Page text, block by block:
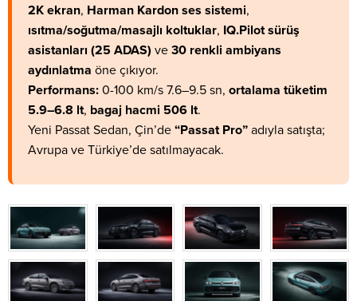
2K ekran, Harman Kardon ses sistemi,
ısıtma/soğutma/masajlı koltuklar, IQ.Pilot sürüş
asistanları (25 ADAS) ve 30 renkli ambiyans
aydınlatma öne çıkıyor.
Performans: 0-100 km/s 7.6–9.5 sn, ortalama tüketim
5.9–6.8 lt, bagaj hacmi 506 lt.
Yeni Passat Sedan, Çin’de “Passat Pro” adıyla satışta;
Avrupa ve Türkiye’de satılmayacak.